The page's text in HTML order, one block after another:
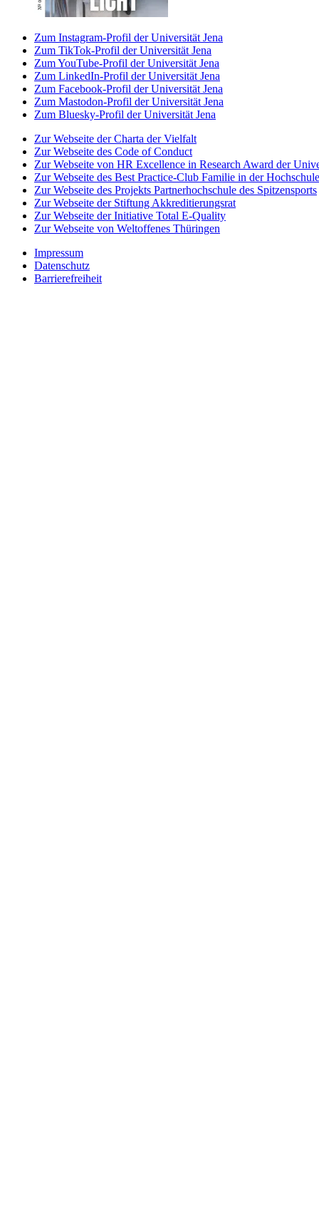
Zum Instagram-Profil der Universität Jena
Zum TikTok-Profil der Universität Jena
Zum YouTube-Profil der Universität Jena
Zum LinkedIn-Profil der Universität Jena
Zum Facebook-Profil der Universität Jena
Zum Mastodon-Profil der Universität Jena
Zum Bluesky-Profil der Universität Jena
Zur Webseite der Charta der Vielfalt
Zur Webseite des Code of Conduct
Zur Webseite von HR Excellence in Research Award der
Zur Webseite des Best Practice-Club Familie in der Hochschule
Zur Webseite des Projekts Partnerhochschule des Spitzensports
Zur Webseite der Stiftung Akkreditierungsrat
Zur Webseite der Initiative Total E-Quality
Zur Webseite von Weltoffenes Thüringen
Impressum
Datenschutz
Barrierefreiheit